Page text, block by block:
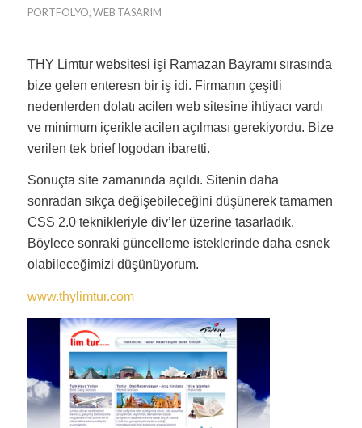
PORTFOLYO,WEB TASARIM
THY Limtur websitesi işi Ramazan Bayramı sırasında
bize gelen enteresn bir iş idi. Firmanın çeşitli
nedenlerden dolatı acilen web sitesine ihtiyacı vardı
ve minimum içerikle acilen açılması gerekiyordu. Bize
verilen tek brief logodan ibaretti.
Sonuçta site zamanında açıldı. Sitenin daha
sonradan sıkça değişebileceğini düşünerek tamamen
CSS 2.0 teknikleriyle div’ler üzerine tasarladık.
Böylece sonraki güncelleme isteklerinde daha esnek
olabileceğimizi düşünüyorum.
www.thylimtur.com